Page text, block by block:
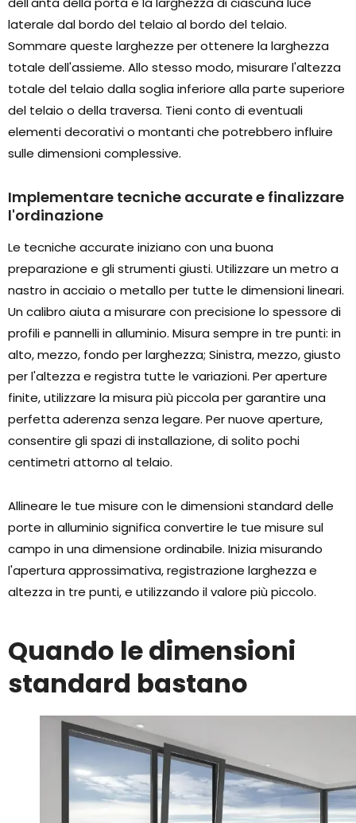
laterale dal bordo del telaio al bordo del telaio.
Sommare queste larghezze per ottenere la larghezza
totale dell'assieme. Allo stesso modo, misurare l'altezza
totale del telaio dalla soglia inferiore alla parte superiore
del telaio o della traversa. Tieni conto di eventuali
elementi decorativi o montanti che potrebbero influire
sulle dimensioni complessive.
Implementare tecniche accurate e finalizzare
l'ordinazione
Le tecniche accurate iniziano con una buona
preparazione e gli strumenti giusti. Utilizzare un metro a
nastro in acciaio o metallo per tutte le dimensioni lineari.
Un calibro aiuta a misurare con precisione lo spessore di
profili e pannelli in alluminio. Misura sempre in tre punti: in
alto, mezzo, fondo per larghezza; Sinistra, mezzo, giusto
per l'altezza e registra tutte le variazioni. Per aperture
finite, utilizzare la misura più piccola per garantire una
perfetta aderenza senza legare. Per nuove aperture,
consentire gli spazi di installazione, di solito pochi
centimetri attorno al telaio.
Allineare le tue misure con le dimensioni standard delle
porte in alluminio significa convertire le tue misure sul
campo in una dimensione ordinabile. Inizia misurando
l'apertura approssimativa, registrazione larghezza e
altezza in tre punti, e utilizzando il valore più piccolo.
Quando le dimensioni
standard bastano